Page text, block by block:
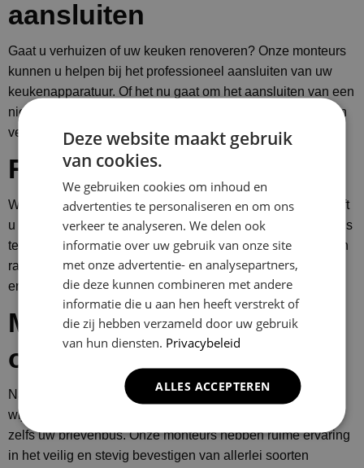
aansluiten
Gaat u verhuizen of uw keuken renoveren? Onze monteurs
kunnen u helpen bij het professioneel aansluiten van uw
keukenapparatuur. Of het nu gaat om het aansluiten van een
nieuwe oven, vaatwasser of kookplaat, wij zorgen voor een
veilige en correcte installatie.
Raamdecoratie ophangen
Wilt u graag mooie raamdecoratie in uw woning, maar heeft
u geen idee hoe u dit moet ophangen? Geen probleem! Ons
team is gespecialiseerd in het plaatsen van diverse soorten
raamdecoratie. Van gordijnen tot jaloezieën, wij zorgen
ervoor dat uw raamdecoratie perfect wordt opgehangen.
Meubels en brievenbus
ophangen
Naast het monteren van kasten en raamdecoratie, kunnen
wij u ook helpen bij het ophangen van andere meubels en
zelfs uw brievenbus. Onze monteurs hebben ruime ervaring
in het veilig en stevig bevestigen van allerlei soorten
Deze website maakt gebruik
van cookies.
We gebruiken cookies om inhoud en
advertenties te personaliseren en om ons
verkeer te analyseren. We delen ook
informatie over uw gebruik van onze site
met onze advertentie- en analysepartners,
die deze kunnen combineren met andere
informatie die u aan hen heeft verstrekt of
die zij hebben verzameld door uw gebruik
van hun diensten. Privacybeleid
ALLES ACCEPTEREN